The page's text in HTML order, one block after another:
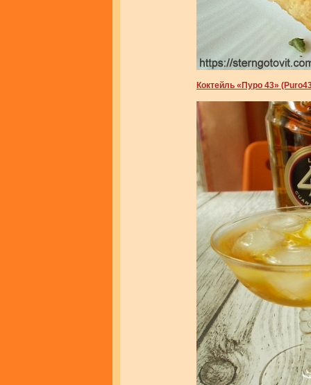
Коктейль «Пуро 43»